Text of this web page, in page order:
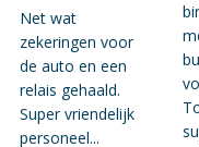
Net wat
zekeringen voor
de auto en een
relais gehaald.
Super vriendelijk
personeel...